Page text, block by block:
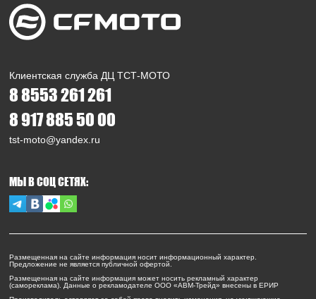
Клиентская служба ДЦ ТСТ-МОТО
8 8553 261 261
8 917 885 50 00
tst-moto@yandex.ru
МЫ В СОЦ СЕТЯХ:
Размещенная на сайте информация носит информационный характер.
Предложение не является публичной офертой.
Размещенная на сайте информация может носить рекламный характер
(самореклама). Данные о рекламодателе ООО «АВМ-Трейд» внесены в ЕРИР